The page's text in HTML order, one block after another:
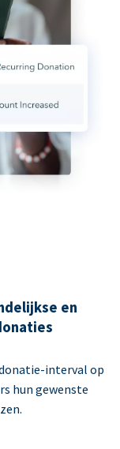
en
interval op
hun gewenste